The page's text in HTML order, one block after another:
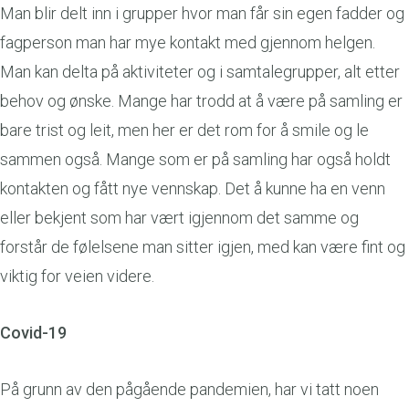
Man blir delt inn i grupper hvor man får sin egen fadder og
fagperson man har mye kontakt med gjennom helgen.
Man kan delta på aktiviteter og i samtalegrupper, alt etter
behov og ønske. Mange har trodd at å være på samling er
bare trist og leit, men her er det rom for å smile og le
sammen også. Mange som er på samling har også holdt
kontakten og fått nye vennskap. Det å kunne ha en venn
eller bekjent som har vært igjennom det samme og
forstår de følelsene man sitter igjen, med kan være fint og
viktig for veien videre.
Covid-19
På grunn av den pågående pandemien, har vi tatt noen